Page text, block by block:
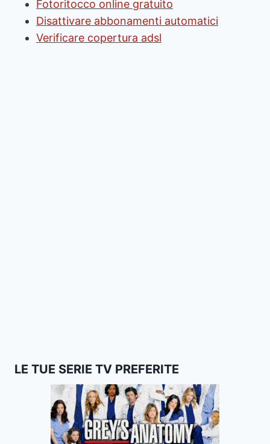
Fotoritocco online gratuito
Disattivare abbonamenti automatici
Verificare copertura adsl
LE TUE SERIE TV PREFERITE